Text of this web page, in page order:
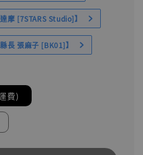
摩 [7STARS Studio]】
長 張麻子 [BK01]】
費)